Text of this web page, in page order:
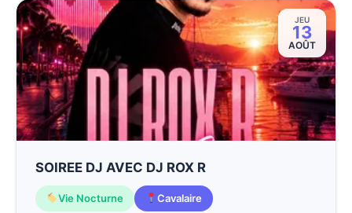
JEU
13
AOÛT
SOIREE DJ AVEC DJ ROX R
Vie Nocturne Cavalaire